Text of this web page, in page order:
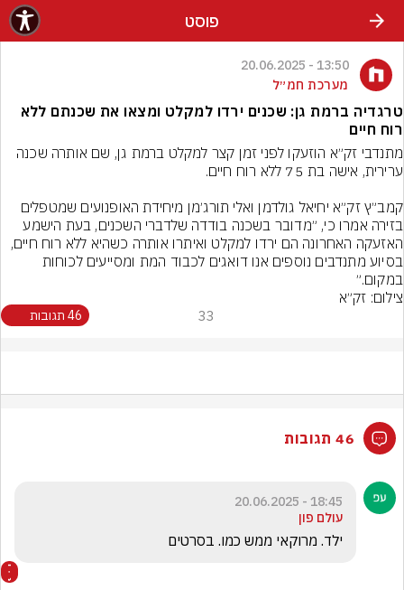
פוסט
13:50 - 20.06.2025
מערכת חמ״ל
טרגדיה ברמת גן: שכנים ירדו למקלט ומצאו את שכנתם ללא
רוח חיים
בזירה אמרו כי, ״מדובר בשכנה בודדה שלדברי השכנים, בעת הישמע
במקום.״
צילום: זק״א
33 46 תגובות
46 תגובות
18:45 - 20.06.2025
עולם פון
ילד. מרוקאי ממש כמו. בסרטים